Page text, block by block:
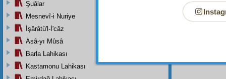
Şuâlar
Mesnevî-i Nuriye
İşârâtü'l-İ'câz
Asâ-yı Mûsâ
Barla Lahikası
Kastamonu Lahikası